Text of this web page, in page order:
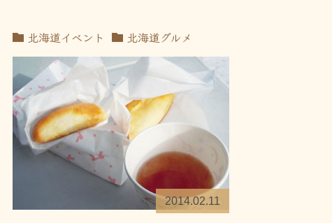
北海道イベント 北海道グルメ
2014.02.11